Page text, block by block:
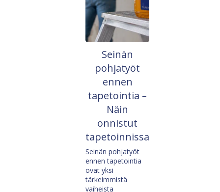
Seinän
pohjatyöt
ennen
tapetointia –
Näin
onnistut
tapetoinnissa
Seinän pohjatyöt
ennen tapetointia
ovat yksi
tärkeimmistä
vaiheista